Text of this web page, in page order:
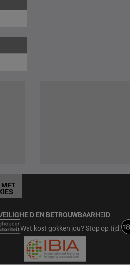
EN BETROUWBAARHEID
Wat kost gokken jou? Stop op tijd.